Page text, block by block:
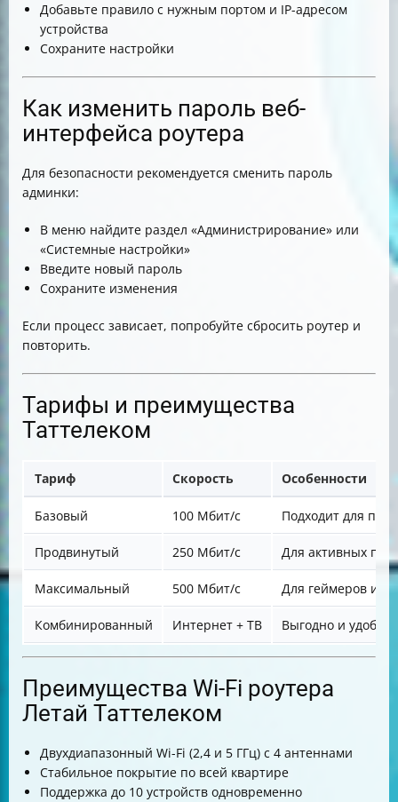
Добавьте правило с нужным портом и IP-адресом
устройства
Сохраните настройки
Как изменить пароль веб-
интерфейса роутера
Для безопасности рекомендуется сменить пароль
админки:
В меню найдите раздел «Администрирование» или
«Системные настройки»
Введите новый пароль
Сохраните изменения
Если процесс зависает, попробуйте сбросить роутер и
повторить.
Тарифы и преимущества
Таттелеком
Тариф Скорость Особенности
Базовый 100 Мбит/с Подходит для
Продвинутый 250 Мбит/с Для активных
Максимальный 500 Мбит/с Для геймеров и
Комбинированный Интернет + ТВ Выгодно и удобно
Преимущества Wi-Fi роутера
Летай Таттелеком
Двухдиапазонный Wi-Fi (2,4 и 5 ГГц) с 4 антеннами
Стабильное покрытие по всей квартире
Поддержка до 10 устройств одновременно